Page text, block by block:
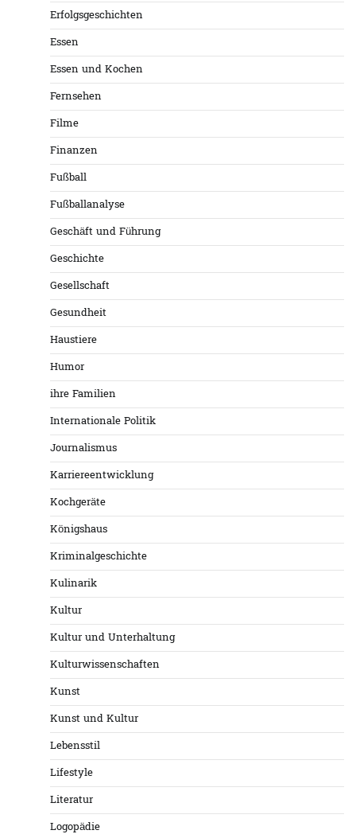
Erfolgsgeschichten
Essen
Essen und Kochen
Fernsehen
Filme
Finanzen
Fußball
Fußballanalyse
Geschäft und Führung
Geschichte
Gesellschaft
Gesundheit
Haustiere
Humor
ihre Familien
Internationale Politik
Journalismus
Karriereentwicklung
Kochgeräte
Königshaus
Kriminalgeschichte
Kulinarik
Kultur
Kultur und Unterhaltung
Kulturwissenschaften
Kunst
Kunst und Kultur
Lebensstil
Lifestyle
Literatur
Logopädie